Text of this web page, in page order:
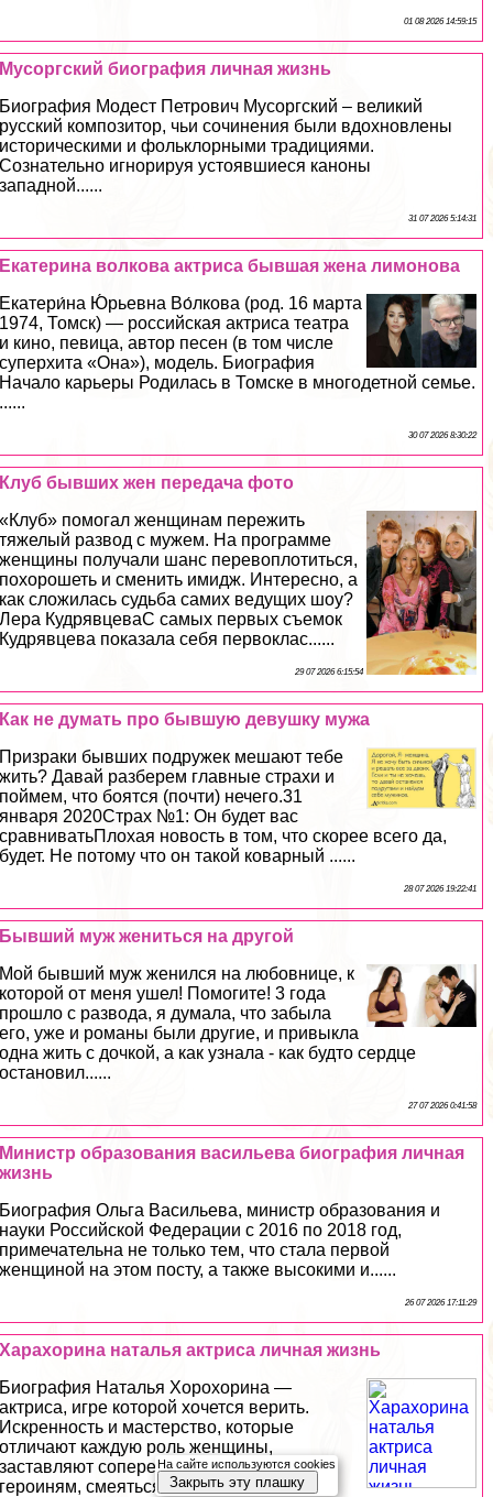
01 08 2026 14:59:15
Мусоргский биография личная жизнь
Биография Модест Петрович Мусоргский – великий
русский композитор, чьи сочинения были вдохновлены
историческими и фольклорными традициями.
Сознательно игнорируя устоявшиеся каноны
западной......
31 07 2026 5:14:31
Екатерина волкова актриса бывшая жена лимонова
Екатери́на Ю́рьевна Во́лкова (род. 16 марта
1974, Томск) — российская актриса театра
и кино, певица, автор песен (в том числе
суперхита «Она»), модель. Биография
Начало карьеры Родилась в Томске в многодетной семье.
......
30 07 2026 8:30:22
Клуб бывших жен передача фото
«Клуб» помогал женщинам пережить
тяжелый развод с мужем. На программе
женщины получали шанс перевоплотиться,
похорошеть и сменить имидж. Интересно, а
как сложилась судьба самих ведущих шоу?
Лера КудрявцеваС самых первых съемок
Кудрявцева показала себя первоклас......
29 07 2026 6:15:54
Как не думать про бывшую дeвyшку мужа
Призpaки бывших подружек мешают тебе
жить? Давай разберем главные страхи и
поймем, что боятся (почти) нечего.31
января 2020Страх №1: Он будет вас
сравниватьПлохая новость в том, что скорее всего да,
будет. Не потому что он такой коварный ......
28 07 2026 19:22:41
Бывший муж жениться на другой
Мой бывший муж женился на любовнице, к
которой от меня ушел! Помогите! 3 года
прошло с развода, я думала, что забыла
его, уже и романы были другие, и привыкла
одна жить с дочкой, а как узнала - как будто сердце
остановил......
27 07 2026 0:41:58
Министр образования васильева биография личная
жизнь
Биография Ольга Васильева, министр образования и
науки Российской Федерации с 2016 по 2018 год,
примечательна не только тем, что стала первой
женщиной на этом посту, а также высокими и......
26 07 2026 17:11:29
Харахорина наталья актриса личная жизнь
Биография Наталья Хорохорина —
актриса, игре которой хочется верить.
Искренность и мастерство, которые
отличают каждую роль женщины,
заставляют сопереживать ее экранным
героиням, смеяться и грустить вместе с
На сайте используются cookies
Закрыть эту плашку